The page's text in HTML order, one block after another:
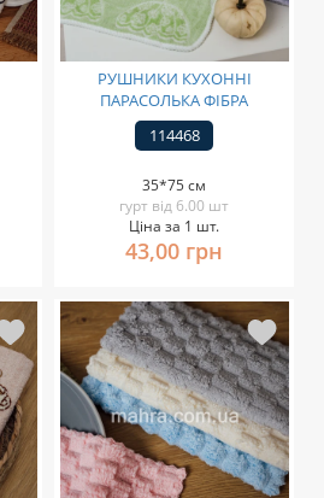
РУШНИКИ КУХОННІ
ПАРАСОЛЬКА ФІБРА
114468
35*75 см
гурт від 6.00 шт
Ціна за 1 шт.
43,00 грн